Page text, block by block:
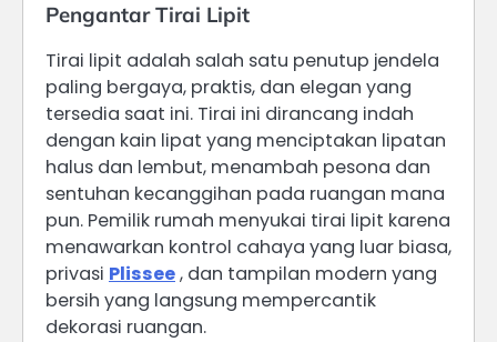
Pengantar Tirai Lipit
Tirai lipit adalah salah satu penutup jendela
paling bergaya, praktis, dan elegan yang
tersedia saat ini. Tirai ini dirancang indah
dengan kain lipat yang menciptakan lipatan
halus dan lembut, menambah pesona dan
sentuhan kecanggihan pada ruangan mana
pun. Pemilik rumah menyukai tirai lipit karena
menawarkan kontrol cahaya yang luar biasa,
privasi Plissee, dan tampilan modern yang
bersih yang langsung mempercantik
dekorasi ruangan.